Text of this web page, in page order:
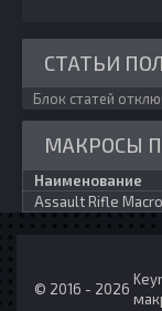
СТАТЬИ
Блок статей
МАКРОСЫ
Наименование
Assault Rifle Macro
© 2016 - 2026